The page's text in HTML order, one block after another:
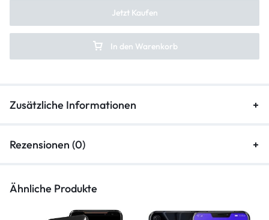
In den Warenkorb
Jetzt Kaufen
Zusätzliche Informationen
Rezensionen (0)
Ähnliche Produkte